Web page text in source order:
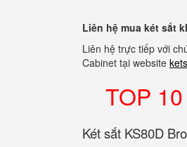
Liên hệ mua két sắt
Liên hệ trực tiếp với
Cabinet tại website
TOP
Két sắt KS80D